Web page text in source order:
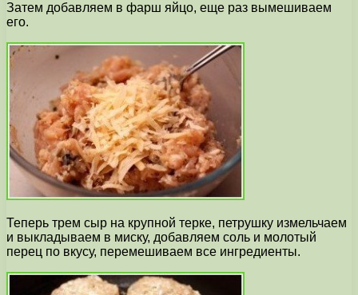
Затем добавляем в фарш яйцо, еще раз вымешиваем
его.
Теперь трем сыр на крупной терке, петрушку измельчаем
и выкладываем в миску, добавляем соль и молотый
перец по вкусу, перемешиваем все ингредиенты.